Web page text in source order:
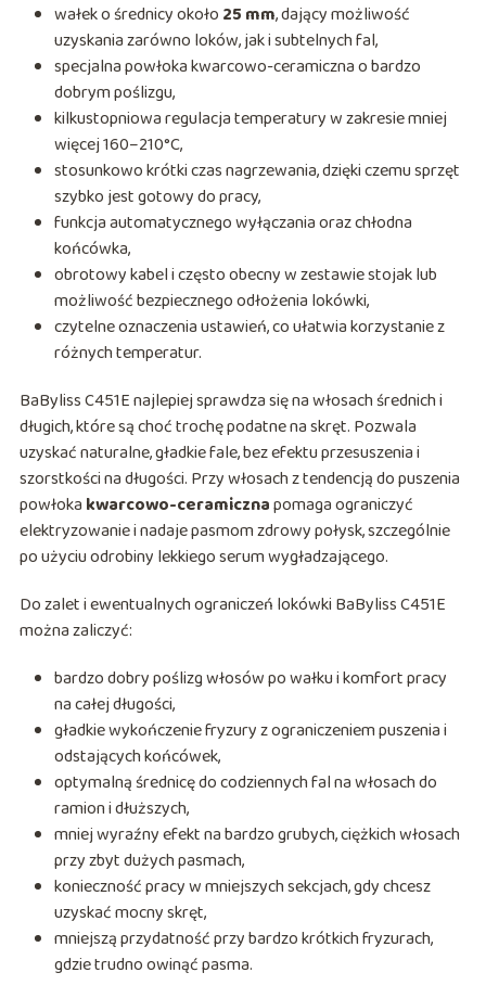
wałek o średnicy około 25 mm, dający możliwość
uzyskania zarówno loków, jak i subtelnych fal,
specjalna powłoka kwarcowo-ceramiczna o bardzo
dobrym poślizgu,
kilkustopniowa regulacja temperatury w zakresie mniej
więcej 160–210°C,
stosunkowo krótki czas nagrzewania, dzięki czemu sprzęt
szybko jest gotowy do pracy,
funkcja automatycznego wyłączania oraz chłodna
końcówka,
obrotowy kabel i często obecny w zestawie stojak lub
możliwość bezpiecznego odłożenia lokówki,
czytelne oznaczenia ustawień, co ułatwia korzystanie z
różnych temperatur.
BaByliss C451E najlepiej sprawdza się na włosach średnich i
długich, które są choć trochę podatne na skręt. Pozwala
uzyskać naturalne, gładkie fale, bez efektu przesuszenia i
szorstkości na długości. Przy włosach z tendencją do puszenia
powłoka kwarcowo-ceramicznapomaga ograniczyć
elektryzowanie i nadaje pasmom zdrowy połysk, szczególnie
po użyciu odrobiny lekkiego serum wygładzającego.
Do zalet i ewentualnych ograniczeń lokówki BaByliss C451E
można zaliczyć:
bardzo dobry poślizg włosów po wałku i komfort pracy
na całej długości,
gładkie wykończenie fryzury z ograniczeniem puszenia i
odstających końcówek,
optymalną średnicę do codziennych fal na włosach do
ramion i dłuższych,
mniej wyraźny efekt na bardzo grubych, ciężkich włosach
przy zbyt dużych pasmach,
konieczność pracy w mniejszych sekcjach, gdy chcesz
uzyskać mocny skręt,
mniejszą przydatność przy bardzo krótkich fryzurach,
gdzie trudno owinąć pasma.